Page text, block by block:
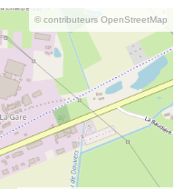
© contributeurs OpenStreetMap